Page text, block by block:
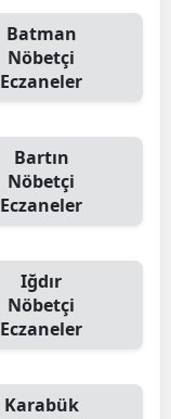
Batman
Nöbetçi
Eczaneler
Bartın
Nöbetçi
Eczaneler
Iğdır
Nöbetçi
Eczaneler
Karabük